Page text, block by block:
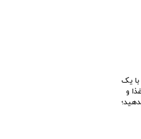
به بچه گربه خود با یک
و
گاو ندهید؛